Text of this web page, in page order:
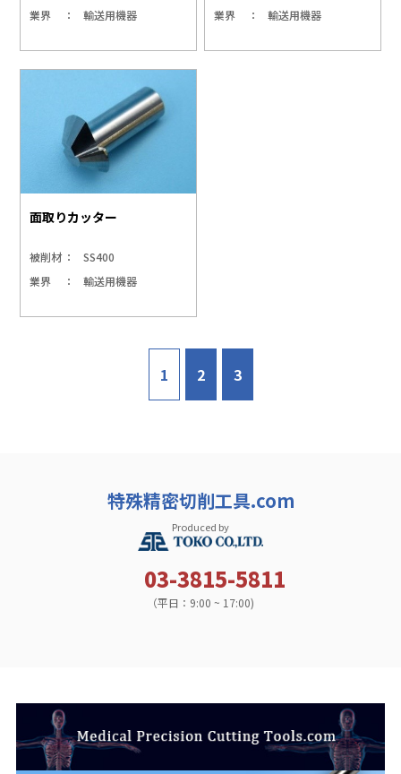
業界
輸送用機器
業界
輸送用機器
面取りカッター
被削材
SS400
業界
輸送用機器
1 2 3
特殊精密切削工具.com
Produced by
03-3815-5811
（平日：9:00 ~ 17:00)